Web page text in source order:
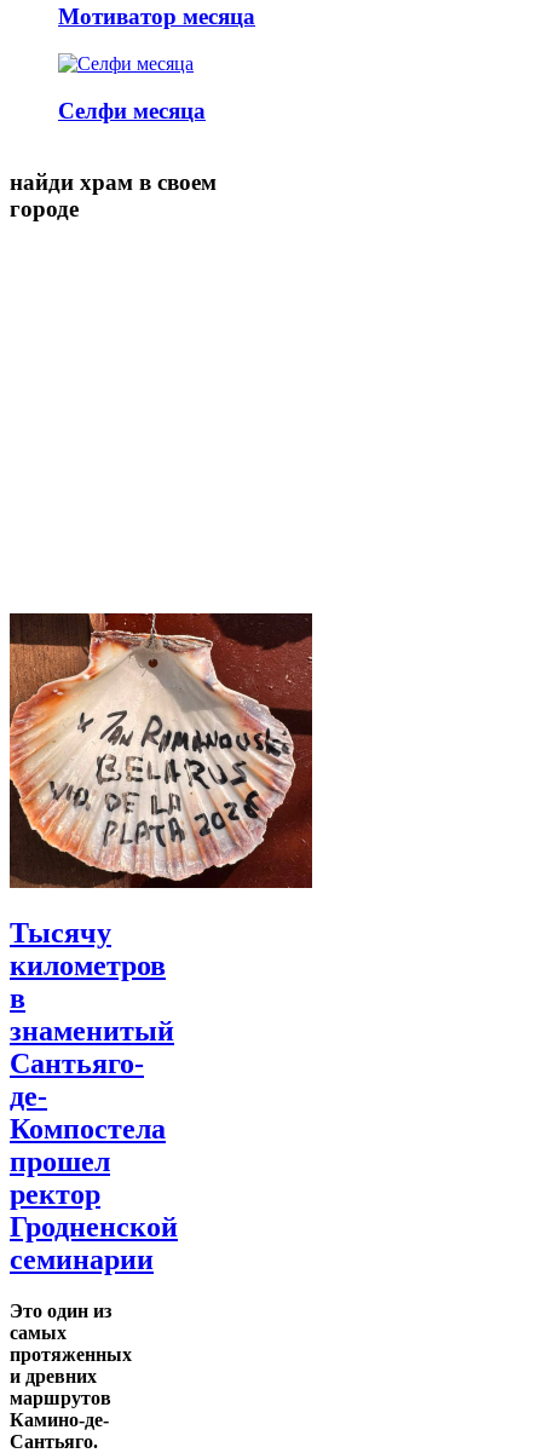
Мотиватор месяца
Селфи месяца
найди храм в своем
городе
Тысячу
километров
в
знаменитый
Сантьяго-
де-
Компостела
прошел
ректор
Гродненской
семинарии
Это один из
самых
протяженных
и древних
маршрутов
Камино-де-
Сантьяго.